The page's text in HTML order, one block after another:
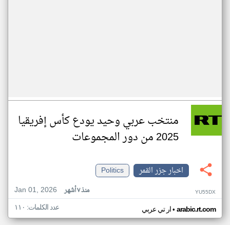
منتخب عربي وحيد يودع كأس إفريقيا
2025 من دور المجموعات
اخبار جزر القمر
Politics
Jan 01, 2026
منذ ٧ أشهر YU55DX
ار تي عربي• arabic.rt.com عدد الكلمات: ١١٠